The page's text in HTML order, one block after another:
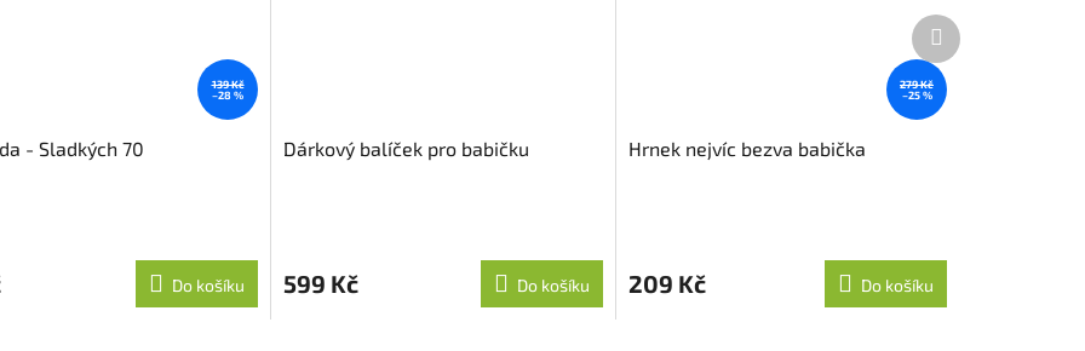
139 Kč
–28 %
- Sladkých 70
Do košíku
Dárkový balíček pro babičku
599 Kč Do košíku
279 Kč
–25 %
Hrnek nejvíc bezva babička
209 Kč Do košíku
Další
produkt